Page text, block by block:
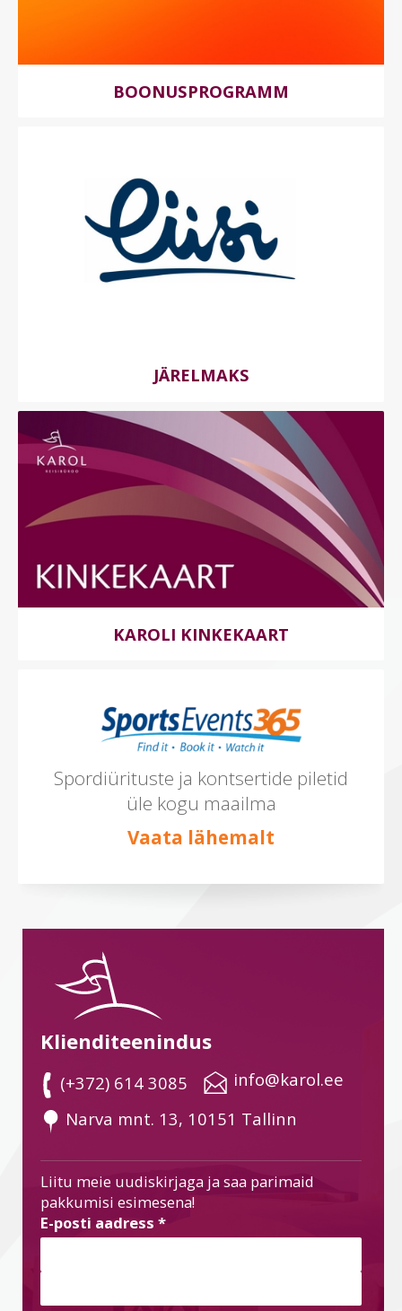
BOONUSPROGRAMM
JÄRELMAKS
KAROLI KINKEKAART
Spordiürituste ja kontsertide piletid
üle kogu maailma
Vaata lähemalt
Klienditeenindus
(+372) 614 3085
info@karol.ee
Narva mnt. 13, 10151 Tallinn
Liitu meie uudiskirjaga ja saa parimaid
pakkumisi esimesena!
E-posti aadress *